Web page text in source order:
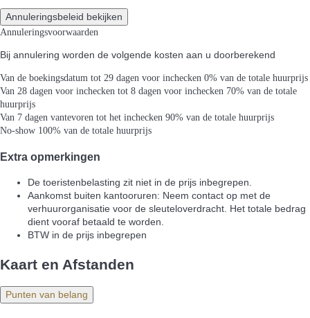
Annuleringsbeleid bekijken
Annuleringsvoorwaarden
Bij annulering worden de volgende kosten aan u doorberekend
Van de boekingsdatum tot 29 dagen voor inchecken 0% van de totale huurprijs
Van 28 dagen voor inchecken tot 8 dagen voor inchecken 70% van de totale
huurprijs
Van 7 dagen vantevoren tot het inchecken 90% van de totale huurprijs
No-show 100% van de totale huurprijs
Extra opmerkingen
De toeristenbelasting zit niet in de prijs inbegrepen.
Aankomst buiten kantooruren: Neem contact op met de
verhuurorganisatie voor de sleuteloverdracht. Het totale bedrag
dient vooraf betaald te worden.
BTW in de prijs inbegrepen
Kaart en Afstanden
Punten van belang